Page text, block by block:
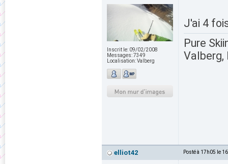
Inscrit le: 09/02/2008
Messages:7349
Localisation:Valberg
J'ai 4
Pure
Valberg,
elliot42 Posté à 17h05 le